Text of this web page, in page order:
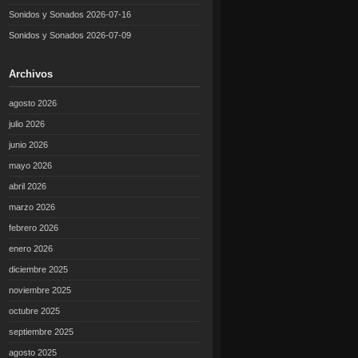
Sonidos y Sonados 2026-07-16
Sonidos y Sonados 2026-07-09
Archivos
agosto 2026
julio 2026
junio 2026
mayo 2026
abril 2026
marzo 2026
febrero 2026
enero 2026
diciembre 2025
noviembre 2025
octubre 2025
septiembre 2025
agosto 2025